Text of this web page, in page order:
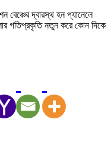
বেঞ্চের দ্বারস্থ হন প্যানেলে
গতিপ্রকৃতি নতুন করে কোন দিকে